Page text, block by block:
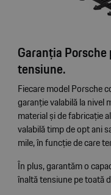
Garanția
tensiune.
Fiecare model Porsche
garanție valabilă la nivel
material și de fabricație
valabilă timp de opt ani
mile, în funcție de care
În plus, garantăm o
înaltă tensiune pe toată